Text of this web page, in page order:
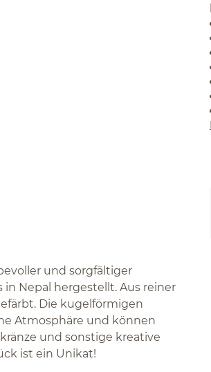
und sorgfältiger
Nepal hergestellt. Aus reiner
Die kugelförmigen
Atmosphäre und können
und sonstige kreative
ist ein Unikat!